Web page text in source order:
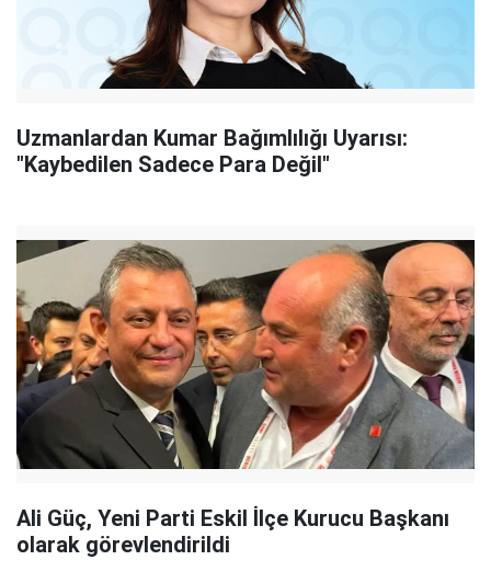
Uzmanlardan Kumar Bağımlılığı Uyarısı:
"Kaybedilen Sadece Para Değil"
Ali Güç, Yeni Parti Eskil İlçe Kurucu Başkanı
olarak görevlendirildi